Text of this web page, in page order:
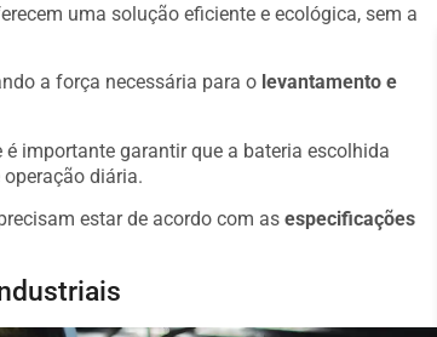
uma solução eficiente e ecológica, sem a
a força necessária para o levantamento e
importante garantir que a bateria escolhida
diária.
estar de acordo com as especificações